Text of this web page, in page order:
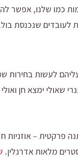
כמו שלנו, אפשר
לעובדים שנכנסת
לעשות
ימצא חן ואולי
פרקטית – אוזניות
מלאות אדרנלין.